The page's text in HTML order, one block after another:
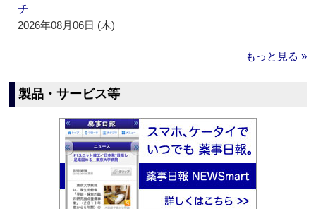
チ
2026年08月06日 (木)
もっと見る »
製品・サービス等